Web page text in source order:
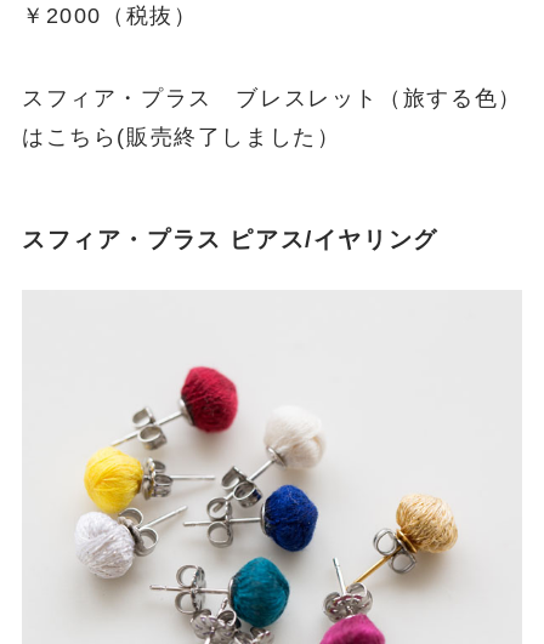
￥2000（税抜）
スフィア・プラス ブレスレット（旅する色）
はこちら(販売終了しました）
スフィア・プラス ピアス/イヤリング